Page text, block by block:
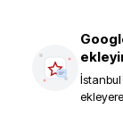
İstanbul